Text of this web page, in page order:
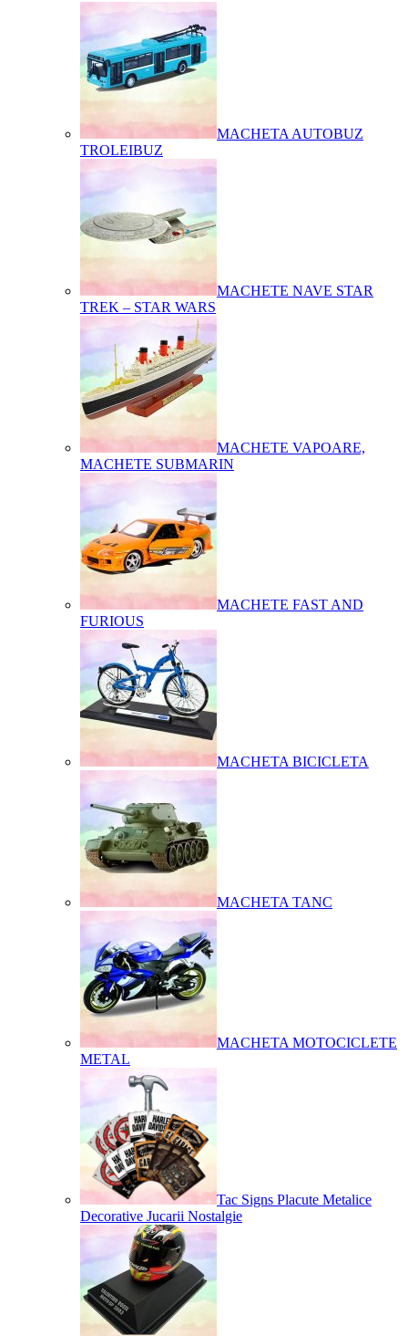
MACHETA AUTOBUZ
TROLEIBUZ
MACHETE NAVE STAR
TREK – STAR WARS
MACHETE VAPOARE,
MACHETE SUBMARIN
MACHETE FAST AND
FURIOUS
MACHETA BICICLETA
MACHETA TANC
MACHETA MOTOCICLETE
METAL
Tac Signs Placute Metalice
Decorative Jucarii Nostalgie